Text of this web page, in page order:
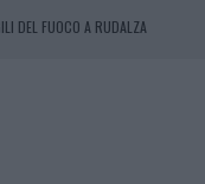
DEL FUOCO A RUDALZA